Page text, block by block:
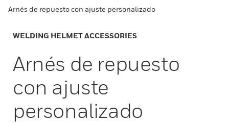
Arnés de repuesto con ajuste personalizado
WELDING HELMET ACCESSORIES
Arnés de repuesto
con ajuste
personalizado